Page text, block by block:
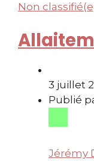
Non
3 juillet
Publié
Jérémy